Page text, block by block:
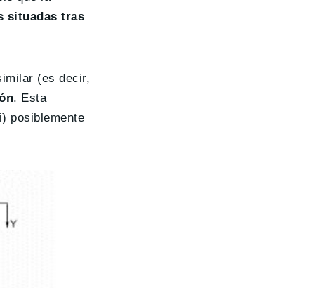
situadas tras
(es decir,
. Esta
posiblemente